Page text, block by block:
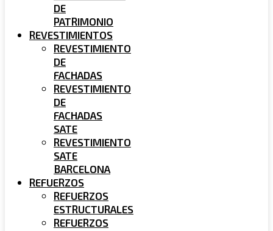
DE
PATRIMONIO
REVESTIMIENTOS
REVESTIMIENTO
DE
FACHADAS
REVESTIMIENTO
DE
FACHADAS
SATE
REVESTIMIENTO
SATE
BARCELONA
REFUERZOS
REFUERZOS
ESTRUCTURALES
REFUERZOS